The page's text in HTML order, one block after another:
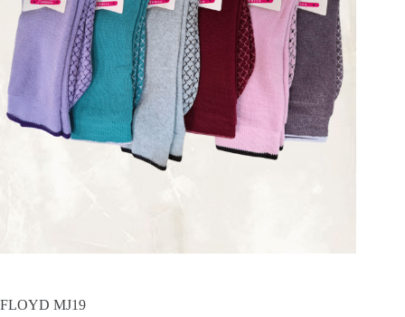
FLOYD MJ19